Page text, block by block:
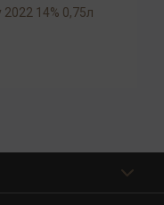
2022 14% 0,75л